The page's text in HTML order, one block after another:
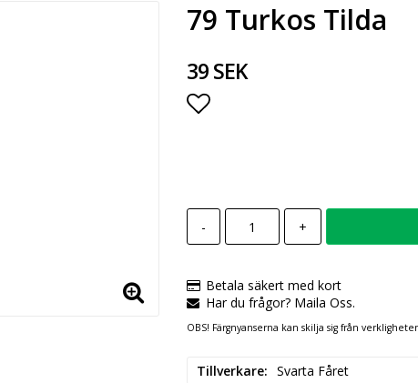
79 Turkos Tilda
39 SEK
- +
Betala säkert med kort
Har du frågor? Maila Oss.
OBS! Färgnyanserna kan skilja sig från
Tillverkare Svarta Fåret